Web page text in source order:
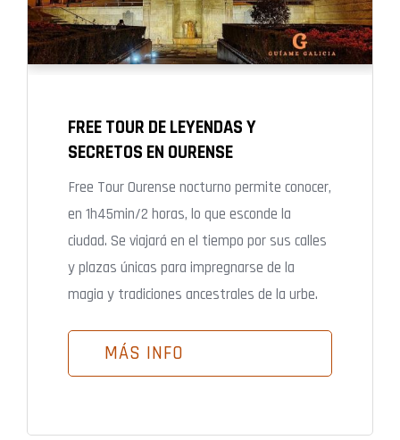
FREE TOUR DE LEYENDAS Y
SECRETOS EN OURENSE
Free Tour Ourense nocturno permite conocer,
en 1h45min/2 horas, lo que esconde la
ciudad. Se viajará en el tiempo por sus calles
y plazas únicas para impregnarse de la
magia y tradiciones ancestrales de la urbe.
MÁS INFO